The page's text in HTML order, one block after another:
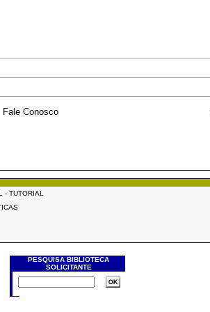
Fale Conosco
- TUTORIAL
PESQUISA BIBLIOTECA
SOLICITANTE